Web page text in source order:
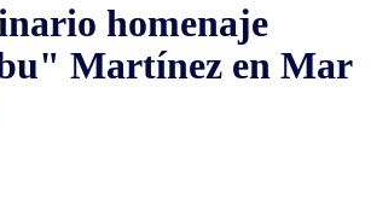
homenaje
Martínez en Mar